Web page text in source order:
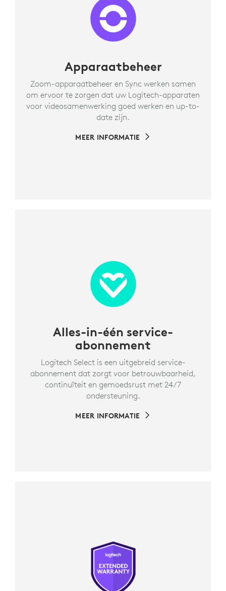
Apparaatbeheer
Zoom-apparaatbeheer en Sync werken samen
om ervoor te zorgen dat uw Logitech-apparaten
voor videosamenwerking goed werken en up-to-
date zijn.
MEER INFORMATIE
Alles-in-één service-
abonnement
Logitech Select is een uitgebreid service-
abonnement dat zorgt voor betrouwbaarheid,
continuïteit en gemoedsrust met 24/7
ondersteuning.
MEER INFORMATIE